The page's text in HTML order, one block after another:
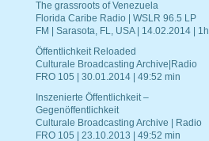
The grassroots of Venezuela
Florida Caribe Radio | WSLR 96.5 LP
FM | Sarasota, FL, USA | 14.02.2014 | 1h
Öffentlichkeit Reloaded
Culturale Broadcasting Archive|Radio
FRO 105 | 30.01.2014 | 49:52 min
Inszenierte Öffentlichkeit –
Gegenöffentlichkeit
Culturale Broadcasting Archive | Radio
FRO 105 | 23.10.2013 | 49:52 min